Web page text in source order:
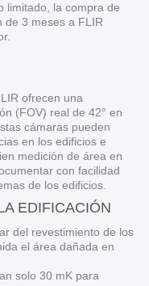
limitado, la compra de
de 3 meses a FLIR
ofrecen una
(FOV) real de 42° en
cámaras pueden
en los edificios e
medición de área en
con facilidad
de los edificios.
EDIFICACIÓN
del revestimiento de los
el área dañada en
solo 30 mK para